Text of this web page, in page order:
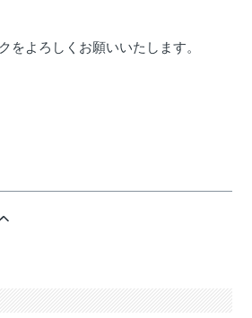
をよろしくお願いいたします。